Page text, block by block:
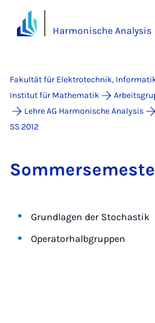
Harmonische Analysis
Fakultät für Elektrotechnik,
Institut für Mathematik
Lehre AG Harmonische Analysis
SS 2012
Grundlagen der Stochastik
Operatorhalbgruppen